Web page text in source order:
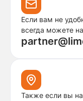
Если вам не
всегда можете
Также если вы